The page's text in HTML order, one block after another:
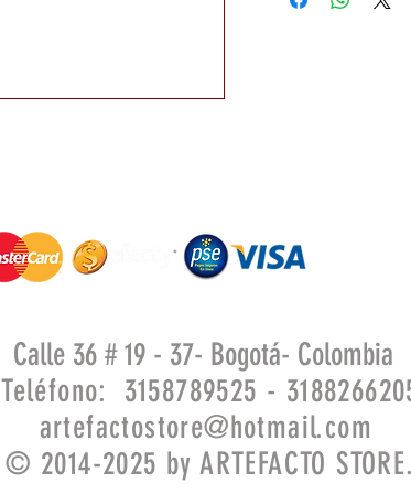
Calle 36 # 19 - 37- Bogotá- Colombia
Teléfono: 3158789525 -
artefactostore@hotmail.com
© 2014-2025 by ARTEFACTO